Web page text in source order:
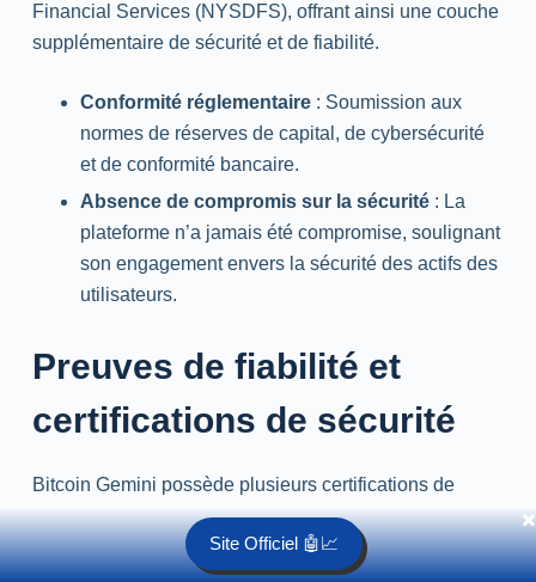
Site Officiel 🤖📈
✖️
Financial Services (NYSDFS), offrant ainsi une couche
supplémentaire de sécurité et de fiabilité.
Conformité réglementaire: Soumission aux
normes de réserves de capital, de cybersécurité
et de conformité bancaire.
Absence de compromis sur la sécurité: La
plateforme n’a jamais été compromise, soulignant
son engagement envers la sécurité des actifs des
utilisateurs.
Preuves de fiabilité et
certifications de sécurité
Bitcoin Gemini possède plusieurs certifications de
sécurité, y compris l’ISO/IEC 27001:2013 et les
certifications SOC 1 Type 2 et SOC 2 Type 2, prouvant